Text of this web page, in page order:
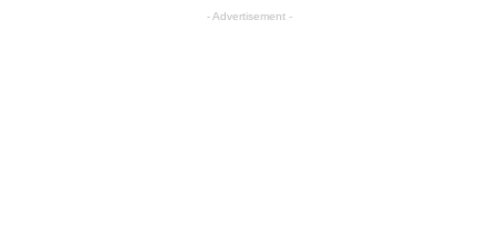
- Advertisement -